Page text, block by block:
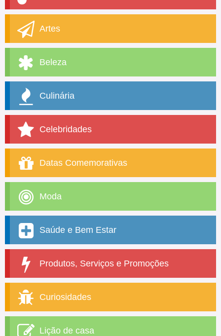
Artes
Beleza
Culinária
Celebridades
Datas Comemorativas
Moda
Saúde e Bem Estar
Produtos, Serviços e Promoções
Curiosidades
Lição de casa